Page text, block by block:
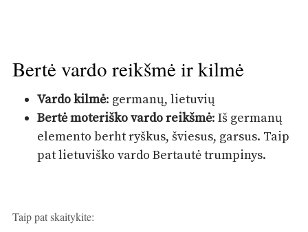
Bertė vardo reikšmė ir kilmė
Vardo kilmė: germanų, lietuvių
Bertė moteriško vardo reikšmė: Iš germanų
elemento berht ryškus, šviesus, garsus. Taip
pat lietuviško vardo Bertautė trumpinys.
Taip pat skaitykite: